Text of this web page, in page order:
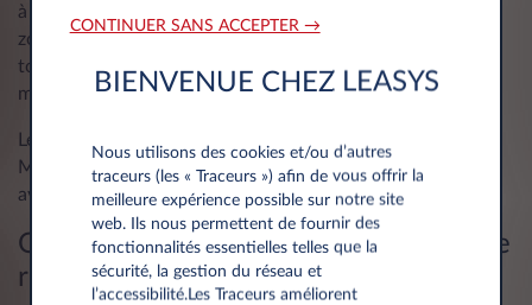
à proximité des points d’intérêts communaux tels que les
zones d’activités, les établissements scolaires, les sites
touristiques, culturels ou sportifs, les commerces, les
mairies ou les administrations.
Le nombre de bornes de recharge augmente sensiblement.
Mieux vaut quand même tenir compte de ces éléments
avant de raccorder votre voiture à une borne publique.
Qui peut se garer à côté d'une borne de
recharge ?
CONTINUER SANS ACCEPTER →
BIENVENUE CHEZ LEASYS
Nous utilisons des cookies et/ou d’autres
traceurs (les « Traceurs ») afin de vous offrir la
meilleure expérience possible sur notre site
web. Ils nous permettent de fournir des
fonctionnalités essentielles telles que la
sécurité, la gestion du réseau et
l’accessibilité.Les Traceurs améliorent